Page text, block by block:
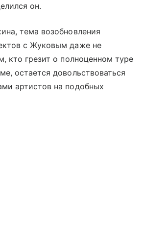
он.
тема возобновления
с Жуковым даже не
кто грезит о полноценном туре
остается довольствоваться
артистов на подобных